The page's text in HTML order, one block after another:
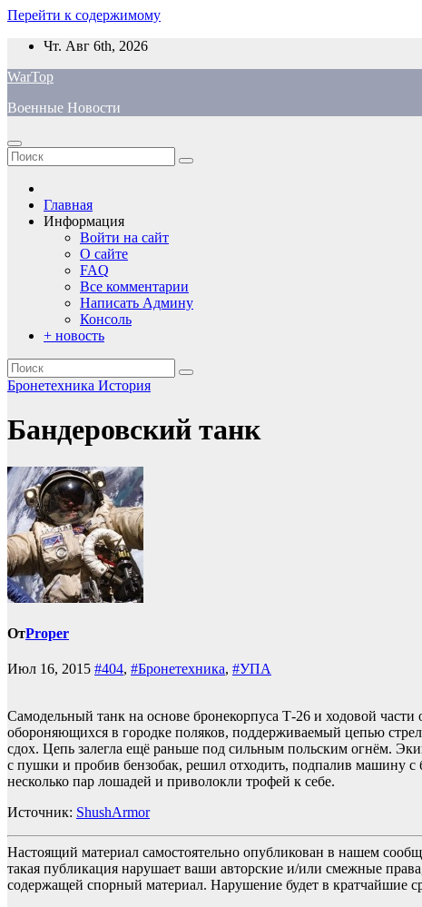
Перейти к содержимому
Чт. Авг 6th, 2026
WarTop
Военные Новости
Главная
Информация
Войти на сайт
О сайте
FAQ
Все комментарии
Написать Админу
Консоль
+ новость
Бронетехника История
Бандеровский танк
ОтProper
Июл 16, 2015 #404, #Бронетехника, #УПА
Самодельный танк на основе бронекорпуса Т-26 и ходовой
обороняющихся в городке поляков, поддерживаемый цепью
сдох. Цепь залегла ещё раньше под сильным польским огнём.
с пушки и пробив бензобак, решил отходить, подпалив машину с
несколько пар лошадей и приволокли трофей к себе.
Источник: ShushArmor
Настоящий материал самостоятельно опубликован в нашем
такая публикация нарушает ваши авторские и/или смежные
содержащей спорный материал. Нарушение будет в кратчайшие